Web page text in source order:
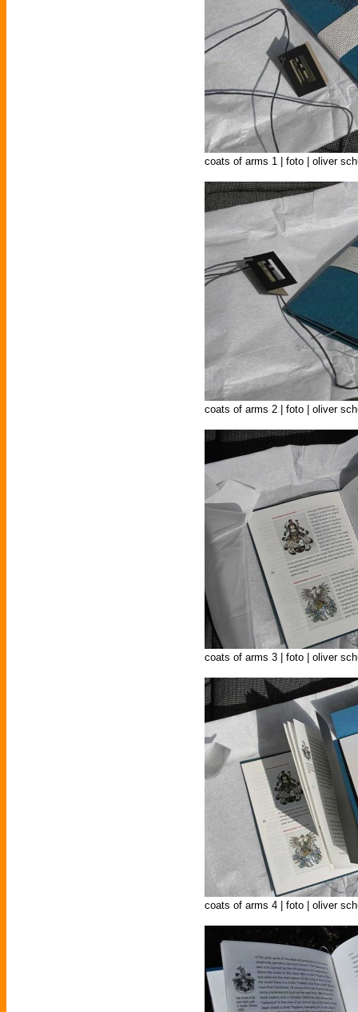
coats of arms 1 | foto | oliver
coats of arms 2 | foto | oliver
coats of arms 3 | foto | oliver
coats of arms 4 | foto | oliver